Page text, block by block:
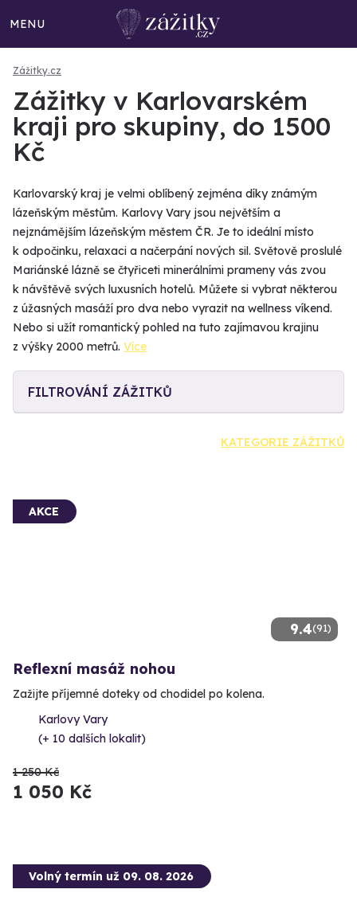
MENU
Zážitky.cz
Zážitky v Karlovarském
kraji pro skupiny, do 1500
Kč
Karlovarský kraj je velmi oblíbený zejména díky známým
lázeňským městům. Karlovy Vary jsou největším a
nejznámějším lázeňským městem ČR. Je to ideální místo
k odpočinku, relaxaci a načerpání nových sil. Světově proslulé
Mariánské lázně se čtyřiceti minerálními prameny vás zvou
k návštěvě svých luxusních hotelů. Můžete si vybrat některou
z úžasných masáží pro dva nebo vyrazit na wellness víkend.
Nebo si užít romantický pohled na tuto zajímavou krajinu
z výšky 2000 metrů. Více
FILTROVÁNÍ ZÁŽITKŮ
KATEGORIE ZÁŽITKŮ
9.4(91)
AKCE
Reflexní masáž nohou
Zažijte příjemné doteky od chodidel po kolena.
Karlovy Vary
(+ 10 dalších lokalit)
1 250 Kč
1 050 Kč
Volný termín už 09. 08. 2026